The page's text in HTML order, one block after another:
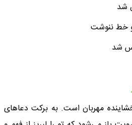
شد
خط ننوشت
شد
مهربان است. به برکت دعاهای